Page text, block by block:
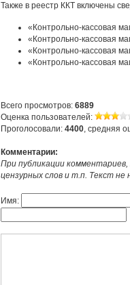
Также в реестр ККТ включены
«Контрольно-кассовая
«Контрольно-кассовая
«Контрольно-кассовая
«Контрольно-кассовая
Всего просмотров: 6889
Оценка пользователей:
Проголосовали: 4400, средняя
Комментарии:
При публикации комментариев,
цензурных слов и т.п. Текст не
Имя: